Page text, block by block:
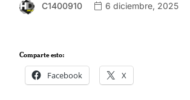
C1400910 6 diciembre, 2025
Comparte esto:
Facebook X